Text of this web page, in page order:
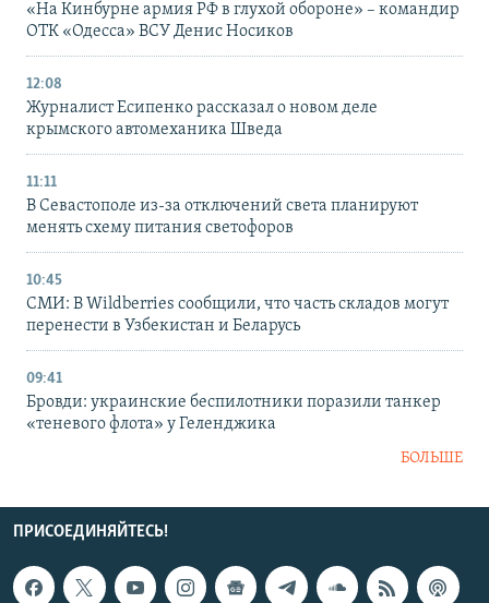
«На Кинбурне армия РФ в глухой обороне» – командир
ОТК «Одесса» ВСУ Денис Носиков
12:08
Журналист Есипенко рассказал о новом деле
крымского автомеханика Шведа
11:11
В Севастополе из-за отключений света планируют
менять схему питания светофоров
10:45
СМИ: В Wildberries сообщили, что часть складов могут
перенести в Узбекистан и Беларусь
09:41
Бровди: украинские беспилотники поразили танкер
«теневого флота» у Геленджика
БОЛЬШЕ
ПРИСОЕДИНЯЙТЕСЬ!